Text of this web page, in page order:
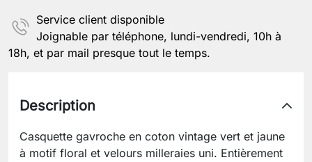
Service client disponible
Joignable par téléphone, lundi-vendredi, 10h à
18h, et par mail presque tout le temps.
Description
Casquette gavroche en coton vintage vert et jaune
à motif floral et velours milleraies uni. Entièrement